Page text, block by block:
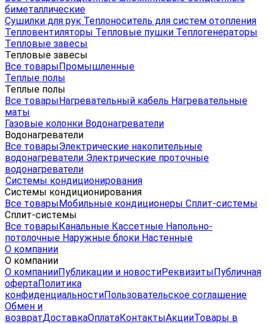
биметаллические
Сушилки для рук Теплоноситель для систем отопления
Тепловентиляторы Тепловые пушки Теплогенераторы
Тепловые завесы
Тепловые завесы
Все товарыПромышленные
Теплые полы
Теплые полы
Все товарыНагревательный кабель Нагревательные
маты
Газовые колонки Водонагреватели
Водонагреватели
Все товарыЭлектрические накопительные
водонагреватели Электрические проточные
водонагреватели
Системы кондиционирования
Системы кондиционирования
Все товарыМобильные кондиционеры Сплит-системы
Сплит-системы
Все товарыКанальные Кассетные Напольно-
потолочные Наружные блоки Настенные
О компании
О компании
О компанииПубликации и новостиРеквизитыПубличная
офертаПолитика
конфиденциальностиПользовательское соглашение
Обмен и
возвратДоставкаОплатаКонтактыАкцииТовары в